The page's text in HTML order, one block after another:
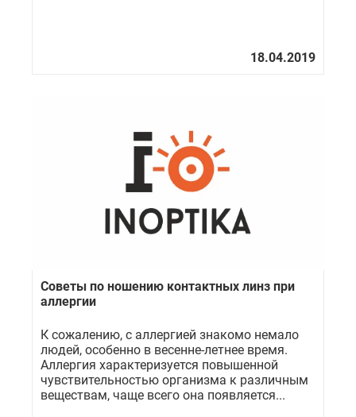
Советы по ношению контактных линз при
аллергии
К сожалению, с аллергией знакомо немало
людей, особенно в весенне-летнее время.
Аллергия характеризуется повышенной
чувствительностью организма к различным
веществам, чаще всего она появляется...